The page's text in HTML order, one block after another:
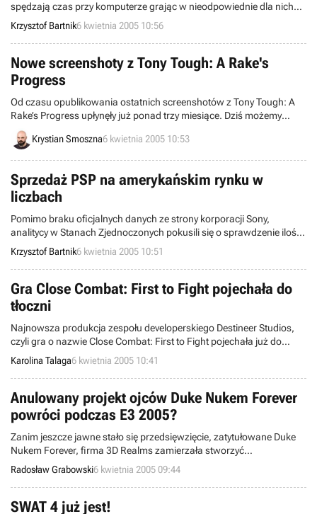
spędzają czas przy komputerze grając w nieodpowiednie dla nich
pozycje elektroniczno-rozrywkowe, firma SMARTguard Software
przygotowała nowy produkt o nazwie Wallfly. Zdaniem developera,
ten program skutecznie blokuje dostęp do gier zawierających
elementy przemocy czy treści o podłożu seksualnym.
Krzysztof Bartnik6 kwietnia 2005 10:56
Nowe screenshoty z Tony Tough: A Rake's
Progress
Od czasu opublikowania ostatnich screenshotów z Tony Tough: A
Rake’s Progress upłynęły już ponad trzy miesiące. Dziś możemy
zaserwować Wam kolejną dawkę w postaci trzech, świeżutkich
jeszcze obrazków.
Krystian Smoszna6 kwietnia 2005 10:53
Sprzedaż PSP na amerykańskim rynku w
liczbach
Pomimo braku oficjalnych danych ze strony korporacji Sony,
analitycy w Stanach Zjednoczonych pokusili się o sprawdzenie ilości
sprzedanych egzemplarzy nowej, przenośnej konsoli PSP na
tamtejszym rynku. Według ankiet przeprowadzonych wśród
największych amerykańskich sprzedawców tej platformy, w
pierwszym tygodniu po debiucie ów handheld trafił do rąk około
475-575 tysiąca osób.
Krzysztof Bartnik6 kwietnia 2005 10:51
Gra Close Combat: First to Fight pojechała do
tłoczni
Najnowsza produkcja zespołu developerskiego Destineer Studios,
czyli gra o nazwie Close Combat: First to Fight pojechała już do
tłoczni. Światowa premiera tego produktu w wersji na PC i konsole
Xbox nastąpi 19 kwietnia. Natomiast w Polsce tytuł ten pojawi się
dzięki firmie Cenega Poland. Niestety nie wiemy jeszcze kiedy.
Karolina Talaga6 kwietnia 2005 10:41
Anulowany projekt ojców Duke Nukem Forever
powróci podczas E3 2005?
Zanim jeszcze jawne stało się przedsięwzięcie, zatytułowane Duke
Nukem Forever, firma 3D Realms zamierzała stworzyć
trójwymiarową grę akcji pt. Prey. Jednakże właśnie kolejny „Książę”
spowodował, iż postanowiono przerwać pracę nad rzeczoną
pozycją. Według ostatnich informacji prosto z renomowanego
serwisu CNN/Money, projekt został wznowiony – efekty ujrzymy
Radosław Grabowski6 kwietnia 2005 09:44
SWAT 4 już jest!